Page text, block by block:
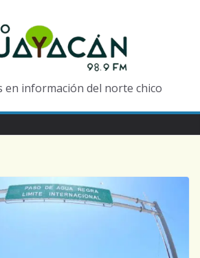
en información del norte chico